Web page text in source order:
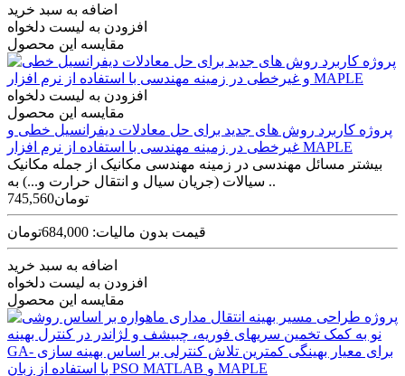
اضافه به سبد خرید
افزودن به لیست دلخواه
مقایسه این محصول
افزودن به لیست دلخواه
مقایسه این محصول
پروژه کاربرد روش های جدید برای حل معادلات دیفرانسیل خطی و
غیرخطی در زمینه مهندسی با استفاده از نرم افزار MAPLE
بیشتر مسائل مهندسی در زمینه مهندسی مکانیک از جمله مکانیک
سیالات (جریان سیال و انتقال حرارت و...) به ..
745,560تومان
قیمت بدون مالیات: 684,000تومان
اضافه به سبد خرید
افزودن به لیست دلخواه
مقایسه این محصول